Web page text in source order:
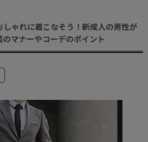
ゃれに着こなそう！新成人の男性が
マナーやコーデのポイント